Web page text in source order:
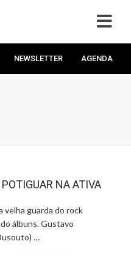
NEWSLETTER AGENDA
NA ATIVA
guarda do rock
álbuns. Gustavo
…